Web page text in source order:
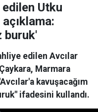
Utku
buruk'
edilen Avcılar
Marmara
kavuşacağım
ifadesini kullandı.